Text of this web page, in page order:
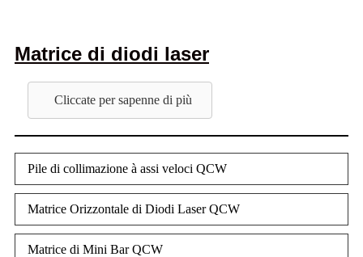
Matrice di diodi laser
Cliccate per sapenne di più
Pile di collimazione à assi veloci QCW
Matrice Orizzontale di Diodi Laser QCW
Matrice di Mini Bar QCW